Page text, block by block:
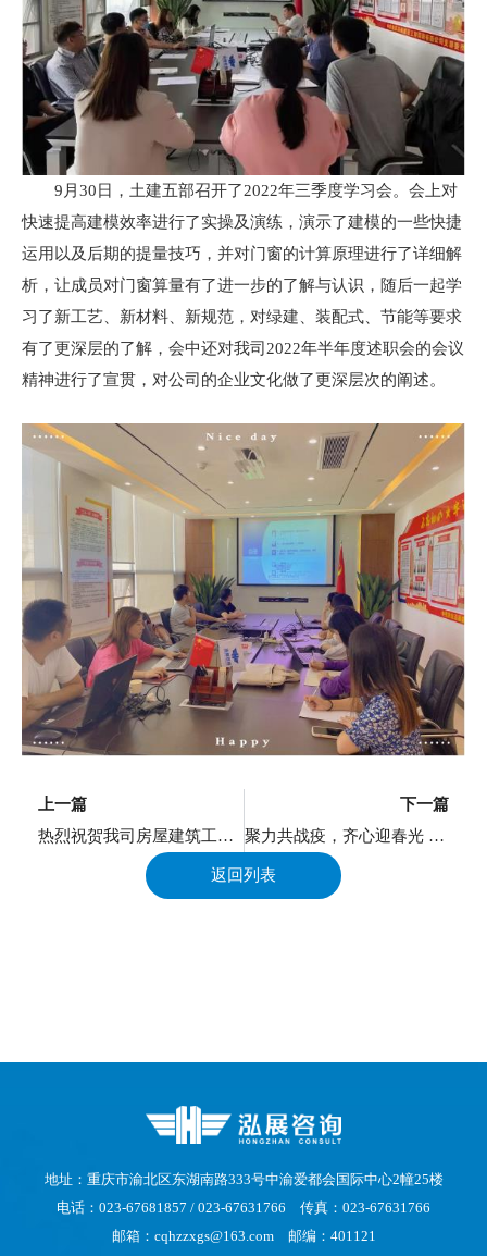
9月30日，土建五部召开了2022年三季度学习会。会上对
快速提高建模效率进行了实操及演练，演示了建模的一些快捷
运用以及后期的提量技巧，并对门窗的计算原理进行了详细解
析，让成员对门窗算量有了进一步的了解与认识，随后一起学
习了新工艺、新材料、新规范，对绿建、装配式、节能等要求
有了更深层的了解，会中还对我司2022年半年度述职会的会议
精神进行了宣贯，对公司的企业文化做了更深层次的阐述。
上一篇
热烈祝贺我司房屋建筑工程监理甲级资质升级成功
下一篇
聚力共战疫，齐心迎春光 致公司全体员工的一封信
返回列表
地址：重庆市渝北区东湖南路333号中渝爱都会国际中心2幢25楼
电话：023-67681857 / 023-67631766 传真：023-67631766
邮箱：cqhzzxgs@163.com 邮编：401121